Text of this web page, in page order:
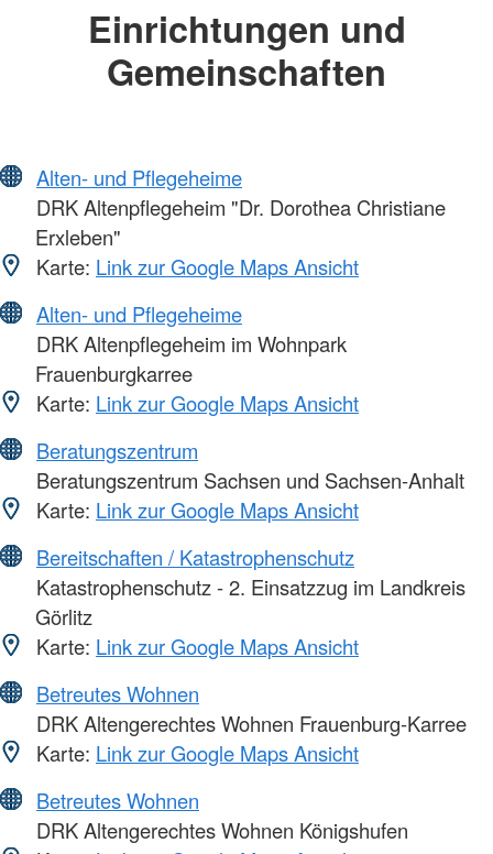
Einrichtungen und
Gemeinschaften
Alten- und Pflegeheime
DRK Altenpflegeheim "Dr. Dorothea Christiane
Erxleben"
Karte: Link zur Google Maps Ansicht
Alten- und Pflegeheime
DRK Altenpflegeheim im Wohnpark
Frauenburgkarree
Karte: Link zur Google Maps Ansicht
Beratungszentrum
Beratungszentrum Sachsen und Sachsen-Anhalt
Karte: Link zur Google Maps Ansicht
Bereitschaften / Katastrophenschutz
Katastrophenschutz - 2. Einsatzzug im Landkreis
Görlitz
Karte: Link zur Google Maps Ansicht
Betreutes Wohnen
DRK Altengerechtes Wohnen Frauenburg-Karree
Karte: Link zur Google Maps Ansicht
Betreutes Wohnen
DRK Altengerechtes Wohnen Königshufen